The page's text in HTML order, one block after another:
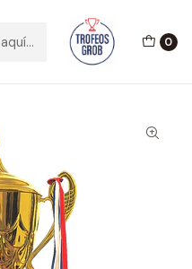
0
Leer más
Copa Plata 7718